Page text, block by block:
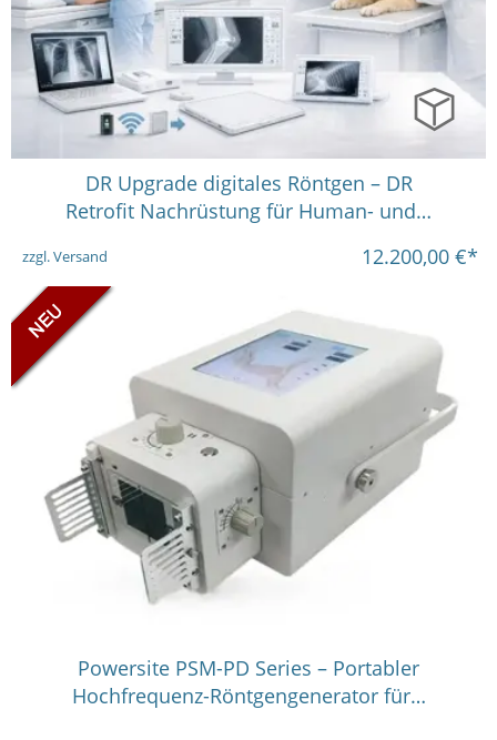
in vielen Varianten
DR Upgrade digitales Röntgen – DR
Retrofit Nachrüstung für Human- und…
zzgl. Versand 12.200,00 €*
Powersite PSM-PD Series – Portabler
Hochfrequenz-Röntgengenerator für…